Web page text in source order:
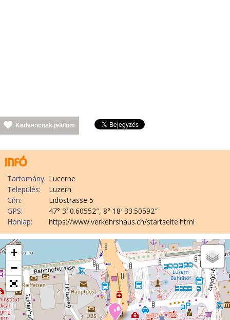
Kedvencnek jelölöm
Tartomány: Lucerne
Település:
Luzern
Cím:
Lidostrasse 5
GPS:
47° 3′ 0.60552″, 8° 18′ 33.50592″
Honlap:
https://www.verkehrshaus.ch/startseite.html
+
−